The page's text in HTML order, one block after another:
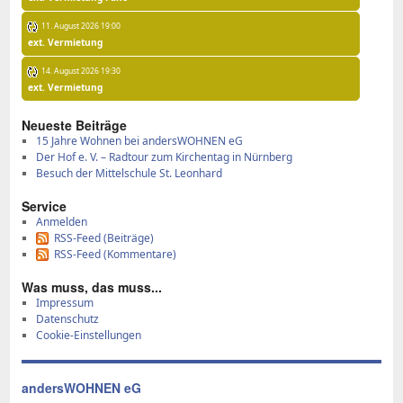
11. August 2026 19:00
ext. Vermietung
14. August 2026 19:30
ext. Vermietung
Neu­es­te Bei­trä­ge
15 Jah­re Woh­nen bei an­ders­WOH­NEN eG
Der Hof e. V. – Rad­tour zum Kir­chen­tag in Nürn­berg
Be­such der Mit­tel­schu­le St. Le­on­hard
Ser­vice
Anmelden
RSS-Feed (Beiträge)
RSS-Feed (Kommentare)
Was muss, das muss...
Impressum
Datenschutz
Cookie-Einstellungen
andersWOHNEN eG